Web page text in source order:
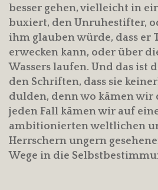
besser gehen, vielleicht in
buxiert, den Unruhestifter,
ihm glauben würde, dass er
erwecken kann, oder über
Wassers laufen. Und das ist
den Schriften, dass sie
dulden, denn wo kämen wir
jeden Fall kämen wir auf
ambitionierten weltlichen
Herrschern ungern
Wege in die